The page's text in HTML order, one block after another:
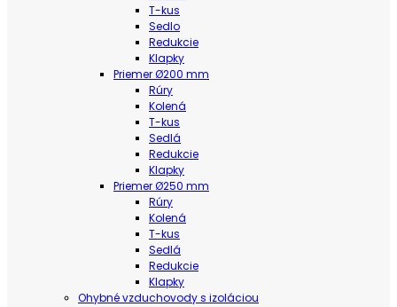
T-kus
Sedlo
Redukcie
Klapky
Priemer Ø200 mm
Rúry
Kolená
T-kus
Sedlá
Redukcie
Klapky
Priemer Ø250 mm
Rúry
Kolená
T-kus
Sedlá
Redukcie
Klapky
Ohybné vzduchovody s izoláciou